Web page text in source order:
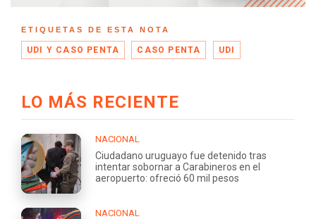
ETIQUETAS DE ESTA NOTA
UDI Y CASO PENTA CASO PENTA UDI
LO MÁS RECIENTE
NACIONAL
Ciudadano uruguayo fue detenido tras
intentar sobornar a Carabineros en el
aeropuerto: ofreció 60 mil pesos
NACIONAL